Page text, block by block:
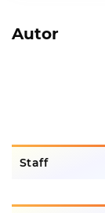
Autor
Staff